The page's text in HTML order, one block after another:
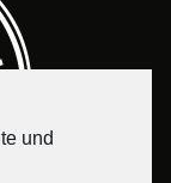
und